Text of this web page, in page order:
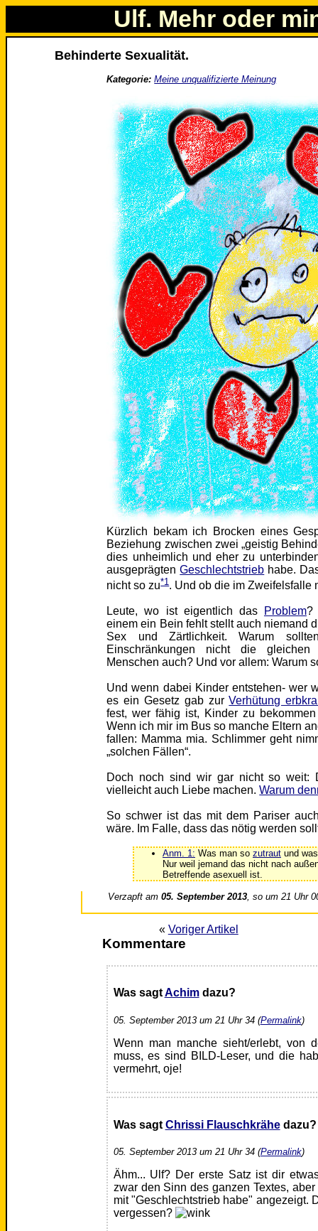
Ulf. Mehr oder
Behinderte Sexualität.
Kategorie: Meine unqualifizierte Meinung
Kürzlich bekam ich Brocken eines
Beziehung zwischen zwei „geistig
dies unheimlich und eher zu
ausgeprägtenGeschlechtstrieb habe.
nicht so zu*1. Und ob die im Zweifelsfalle
Leute, wo ist eigentlich das Problem?
einem ein Bein fehlt stellt auch niemand
Sex und Zärtlichkeit. Warum
Einschränkungen nicht die
Menschen auch? Und vor allem: Warum
Und wenn dabei Kinder entstehen- wer
es ein Gesetz gab zurVerhütung
fest, wer fähig ist, Kinder zu
Wenn ich mir im Bus so manche Eltern
fallen: Mamma mia. Schlimmer geht
„solchen Fällen“.
Doch noch sind wir gar nicht so weit:
vielleicht auch Liebe machen.Warum
So schwer ist das mit dem Pariser
wäre. Im Falle, dass das nötig werden
Anm. 1: Was man so zutraut und
Nur weil jemand das nicht nach
Betreffende asexuell ist.
Verzapft am05. September 2013 , so um 21 Uhr
« Voriger Artikel
Kommentare
Was sagtAchimdazu?
05. September 2013 um 21 Uhr 34 (Permalink)
Wenn man manche sieht/erlebt, von
muss, es sind BILD-Leser, und die
vermehrt, oje!
Was sagt Chrissi Flauschkrähedazu?
05. September 2013 um 21 Uhr 34 (Permalink)
Ähm... Ulf? Der erste Satz ist dir
zwar den Sinn des ganzen Textes,
mit "Geschlechtstrieb habe" angezeigt.
vergessen?